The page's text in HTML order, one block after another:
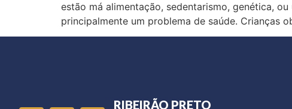
estão má alimentação, sedentarismo, genética,
principalmente um problema de saúde. Crianças
RIBEIRÃO PRETO